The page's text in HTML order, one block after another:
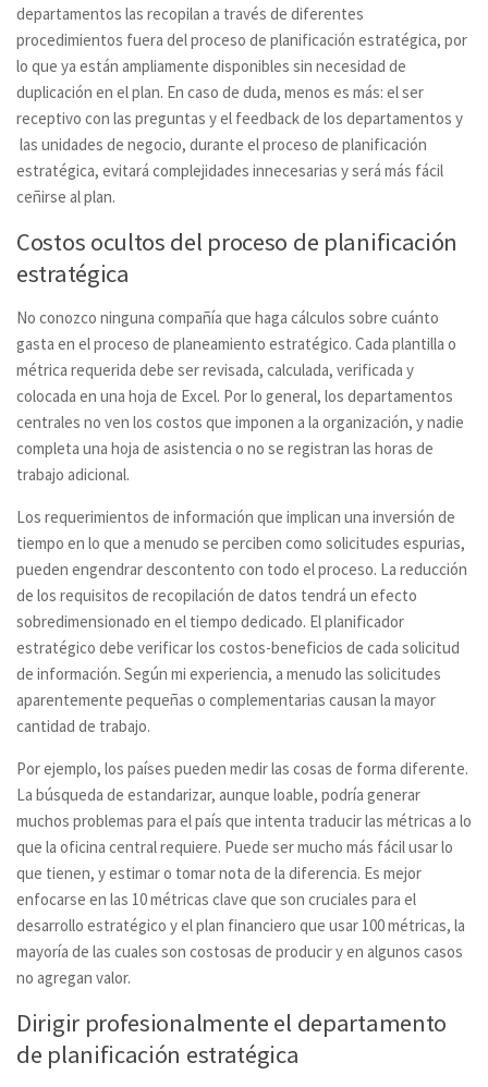
departamentos las recopilan a través de diferentes
procedimientos fuera del proceso de planificación estratégica, por
lo que ya están ampliamente disponibles sin necesidad de
duplicación en el plan. En caso de duda, menos es más: el ser
receptivo con las preguntas y el feedback de los departamentos y
las unidades de negocio, durante el proceso de planificación
estratégica, evitará complejidades innecesarias y será más fácil
ceñirse al plan.
Costos ocultos del proceso de planificación
estratégica
No conozco ninguna compañía que haga cálculos sobre cuánto
gasta en el proceso de planeamiento estratégico. Cada plantilla o
métrica requerida debe ser revisada, calculada, verificada y
colocada en una hoja de Excel. Por lo general, los departamentos
centrales no ven los costos que imponen a la organización, y nadie
completa una hoja de asistencia o no se registran las horas de
trabajo adicional.
Los requerimientos de información que implican una inversión de
tiempo en lo que a menudo se perciben como solicitudes espurias,
pueden engendrar descontento con todo el proceso. La reducción
de los requisitos de recopilación de datos tendrá un efecto
sobredimensionado en el tiempo dedicado. El planificador
estratégico debe verificar los costos-beneficios de cada solicitud
de información. Según mi experiencia, a menudo las solicitudes
aparentemente pequeñas o complementarias causan la mayor
cantidad de trabajo.
Por ejemplo, los países pueden medir las cosas de forma diferente.
La búsqueda de estandarizar, aunque loable, podría generar
muchos problemas para el país que intenta traducir las métricas a lo
que la oficina central requiere. Puede ser mucho más fácil usar lo
que tienen, y estimar o tomar nota de la diferencia. Es mejor
enfocarse en las 10 métricas clave que son cruciales para el
desarrollo estratégico y el plan financiero que usar 100 métricas, la
mayoría de las cuales son costosas de producir y en algunos casos
no agregan valor.
Dirigir profesionalmente el departamento
de planificación estratégica